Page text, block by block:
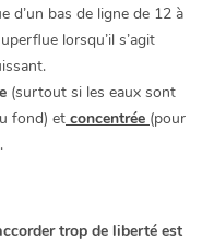
d’un bas de ligne de 12 à
lorsqu’il s’agit
(surtout si les eaux sont
fond) et concentrée (pour
trop de liberté est